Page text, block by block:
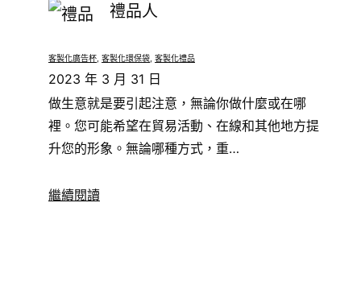
禮品人
客製化廣告杯 客製化環保袋 客製化禮品
2023 年 3 月 31 日
做生意就是要引起注意，無論你做什麼或在哪
裡。您可能希望在貿易活動、在線和其他地方提
升您的形象。無論哪種方式，重…
繼續閱讀